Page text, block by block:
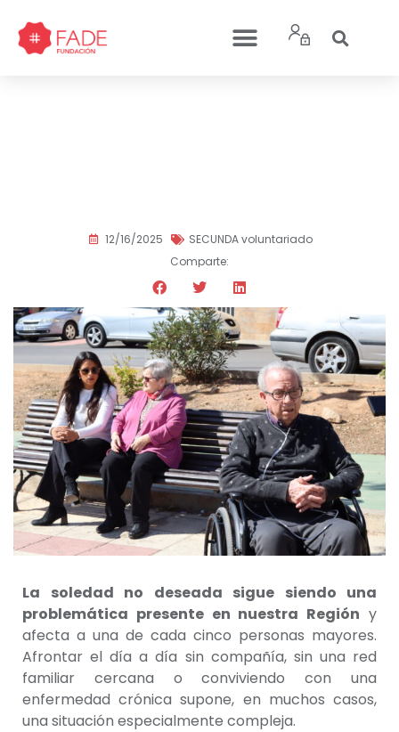
12/16/2025
SECUNDA voluntariado
Comparte:
La soledad no deseada sigue siendo una
problemática presente en nuestra Región y
afecta a una de cada cinco personas mayores.
Afrontar el día a día sin compañía, sin una red
familiar cercana o conviviendo con una
enfermedad crónica supone, en muchos casos,
una situación especialmente compleja.